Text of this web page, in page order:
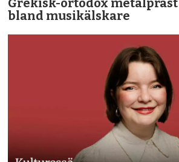
Grekisk-ortodox metalpräst
bland musikälskare